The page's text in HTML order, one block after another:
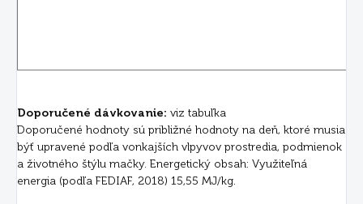
Doporučené dávkovanie: viz tabuľka
Doporučené hodnoty sú približné hodnoty na deň, ktoré musia
býť upravené podľa vonkajších vlpyvov prostredia, podmienok
a životného štýlu mačky. Energetický obsah: Využiteľná
energia (podľa FEDIAF, 2018) 15,55 MJ/kg.